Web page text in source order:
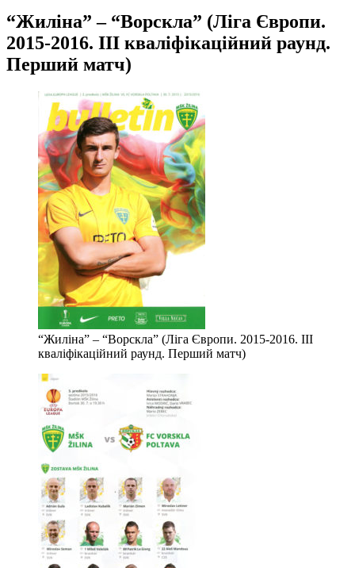
“Жиліна” – “Ворскла” (Ліга Європи.
2015-2016. ІІІ кваліфікаційний раунд.
Перший матч)
“Жиліна” – “Ворскла” (Ліга Європи. 2015-2016. ІІІ
кваліфікаційний раунд. Перший матч)